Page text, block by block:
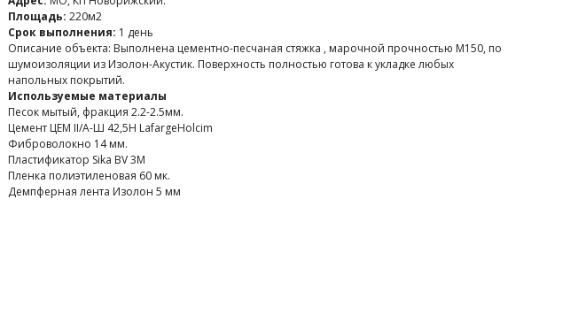
Площадь: 220м2
Срок выполнения: 1 день
Описание объекта: Выполнена цементно-песчаная стяжка , марочной прочностью М150, по
шумоизоляции из Изолон-Акустик. Поверхность полностью готова к укладке любых
напольных покрытий.
Используемые материалы
Песок мытый, фракция 2.2-2.5мм.
Цемент ЦЕМ II/A-Ш 42,5Н LafargeHolcim
Фиброволокно 14 мм.
Пластификатор Sika BV 3M
Пленка полиэтиленовая 60 мк.
Демпферная лента Изолон 5 мм